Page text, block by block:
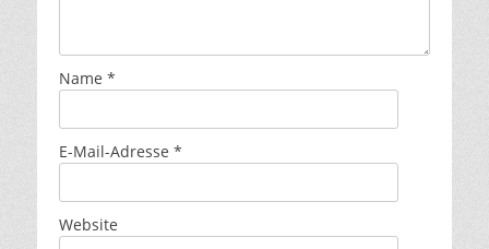
Name *
E-Mail-Adresse *
Website